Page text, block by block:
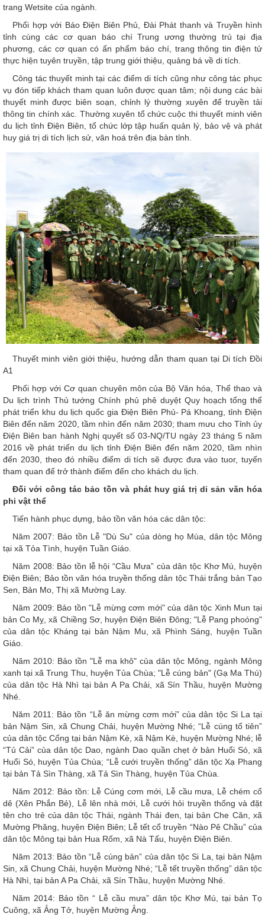
trang Wetsite của ngành.
Phối hợp với Báo Điện Biên Phủ, Đài Phát thanh và Truyền hình
tỉnh cùng các cơ quan báo chí Trung ương thường trú tại địa
phương, các cơ quan có ấn phẩm báo chí, trang thông tin điện tử
thực hiện tuyên truyền, tập trung giới thiệu, quảng bá về di tích.
Công tác thuyết minh tại các điểm di tích cũng như công tác phục
vụ đón tiếp khách tham quan luôn được quan tâm; nội dung các bài
thuyết minh được biên soạn, chỉnh lý thường xuyên để truyền tải
thông tin chính xác. Thường xuyên tổ chức cuộc thi thuyết minh viên
du lịch tỉnh Điện Biên, tổ chức lớp tập huấn quản lý, bảo vệ và phát
huy giá trị di tích lịch sử, văn hoá trên địa bàn tỉnh.
Thuyết minh viên giới thiệu, hướng dẫn tham quan tại Di tích Đồi
A1
Phối hợp với Cơ quan chuyên môn của Bộ Văn hóa, Thể thao và
Du lịch trình Thủ tướng Chính phủ phê duyệt Quy hoạch tổng thể
phát triển khu du lịch quốc gia Điện Biên Phủ- Pá Khoang, tỉnh Điện
Biên đến năm 2020, tầm nhìn đến năm 2030; tham mưu cho Tỉnh ủy
Điện Biên ban hành Nghị quyết số 03-NQ/TU ngày 23 tháng 5 năm
2016 về phát triển du lịch tỉnh Điện Biên đến năm 2020, tầm nhìn
đến 2030, theo đó nhiều điểm di tích sẽ được đưa vào tuor, tuyến
tham quan để trở thành điểm đến cho khách du lịch.
Đối với công tác bảo tồn và phát huy giá trị di sản văn hóa
phi vật thể
Tiến hành phục dựng, bảo tồn văn hóa các dân tộc:
Năm 2007: Bảo tồn Lễ "Dù Su" của dòng họ Mùa, dân tộc Mông
tại xã Tỏa Tình, huyện Tuần Giáo.
Năm 2008: Bảo tồn lễ hội “Cầu Mưa” của dân tộc Khơ Mú, huyện
Điện Biên; Bảo tồn văn hóa truyền thống dân tộc Thái trắng bản Tạo
Sen, Bản Mo, Thị xã Mường Lay.
Năm 2009: Bảo tồn "Lễ mừng cơm mới" của dân tộc Xinh Mun tại
bản Co Mỵ, xã Chiềng Sơ, huyện Điện Biên Đông; "Lễ Pang phoóng"
của dân tộc Kháng tại bản Nậm Mu, xã Phình Sáng, huyện Tuần
Giáo.
Năm 2010: Bảo tồn "Lễ ma khô" của dân tộc Mông, ngành Mông
xanh tại xã Trung Thu, huyện Tủa Chùa; "Lễ cúng bản" (Gạ Ma Thú)
của dân tộc Hà Nhì tại bản A Pa Chải, xã Sín Thầu, huyện Mường
Nhé.
Năm 2011: Bảo tồn “Lễ ăn mừng cơm mới” của dân tộc Si La tại
bản Nậm Sin, xã Chung Chải, huyện Mường Nhé; “Lễ cúng tổ tiên”
của dân tộc Cống tại bản Nậm Kè, xã Nậm Kè, huyện Mường Nhé; lễ
“Tủ Cải” của dân tộc Dao, ngành Dao quần chẹt ở bản Huổi Só, xã
Huổi Só, huyện Tủa Chùa; “Lễ cưới truyền thống” dân tộc Xạ Phang
tại bản Tả Sìn Thàng, xã Tả Sìn Thàng, huyện Tủa Chùa.
Năm 2012: Bảo tồn: Lễ Cúng cơm mới, Lễ cầu mưa, Lễ chém cổ
dê (Xên Phắn Bẻ), Lễ lên nhà mới, Lễ cưới hỏi truyền thống và đặt
tên cho trẻ của dân tộc Thái, ngành Thái đen, tại bản Che Căn, xã
Mường Phăng, huyện Điện Biên; Lễ tết cổ truyền “Nào Pê Chầu” của
dân tộc Mông tại bản Hua Rốm, xã Nà Tấu, huyện Điện Biên.
Năm 2013: Bảo tồn “Lễ cúng bản” của dân tộc Si La, tại bản Nậm
Sin, xã Chung Chải, huyện Mường Nhé; “Lễ tết truyền thống” dân tộc
Hà Nhì, tại bản A Pa Chải, xã Sín Thầu, huyện Mường Nhé.
Năm 2014: Bảo tồn “ Lễ cầu mưa” dân tộc Khơ Mú, tại bản Tọ
Cuông, xã Ẳng Tở, huyện Mường Ẳng.